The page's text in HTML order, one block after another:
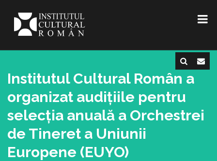
Institutul Cultural Român a
organizat audițiile pentru
selecția anuală a Orchestrei
de Tineret a Uniunii
Europene (EUYO)